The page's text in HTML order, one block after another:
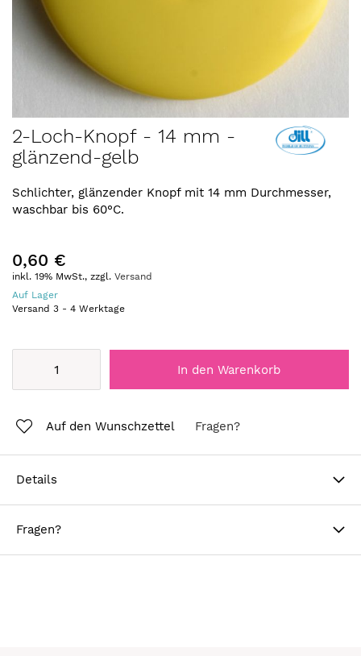
Anfang
der
springen
2-Loch-Knopf - 14 mm -
glänzend-gelb
Schlichter, glänzender Knopf mit 14 mm Durchmesser,
waschbar bis 60°C.
0,60 €
inkl. 19% MwSt., zzgl. Versand
Auf Lager
Versand 3 - 4 Werktage
In den Warenkorb
Auf den Wunschzettel Fragen?
Details
Fragen?